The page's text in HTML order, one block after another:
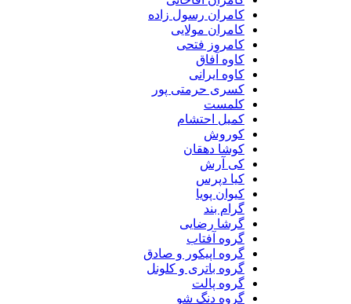
کامران رسول زاده
کامران مولایی
کامروز فتحی
کاوه آفاق
کاوه ایرانی
کسری حرمتی پور
کلمست
کمیل احتشام
کوروش
کوشا دهقان
کی آرش
کیا دپرس
کیوان پویا
گرام بند
گرشا رضایی
گروه آفتاب
گروه اپیکور و صادق
گروه باتری و کلونل
گروه پالت
گروه دنگ شو